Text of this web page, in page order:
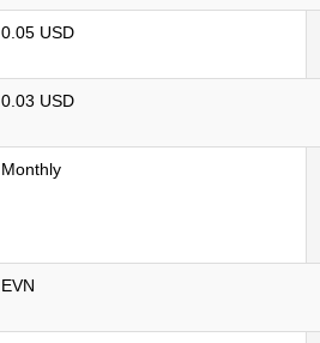
0.05 USD
0.03 USD
Monthly
EVN